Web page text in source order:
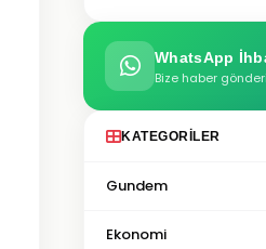
WhatsApp
Bize haber
KATEGORILER
Gundem
Ekonomi